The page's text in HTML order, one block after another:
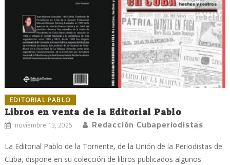
EDITORIAL PABLO
Libros en venta de la Editorial Pablo
noviembre 13, 2025 Redacción Cubaperiodistas
La Editorial Pablo de la Torriente, de la Unión de la Periodistas de
Cuba, dispone en su colección de libros publicados algunos